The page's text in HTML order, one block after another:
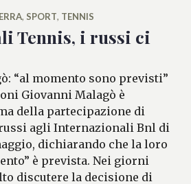
, SPORT, TENNIS
Tennis, i russi ci
“al momento sono previsti”
Giovanni Malagò è
della partecipazione di
agli Internazionali Bnl di
dichiarando che la loro
è prevista. Nei giorni
discutere la decisione di